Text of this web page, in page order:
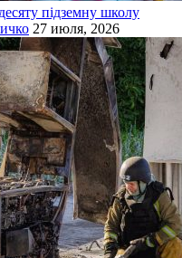
підземну школу
27 июля, 2026